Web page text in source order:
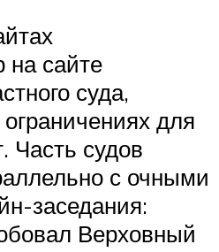
на сайте
суда,
для
Часть судов
с очными
заседания:
Верховный